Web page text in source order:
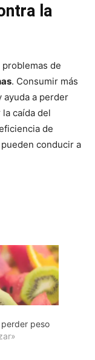
la
de
. Consumir más
ayuda a perder
caída del
de
conducir a
peso